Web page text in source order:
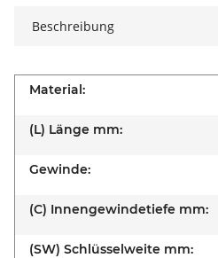
Beschreibung
Material:
(L) Länge mm:
Gewinde:
(C) Innengewindetiefe mm:
(SW) Schlüsselweite mm: